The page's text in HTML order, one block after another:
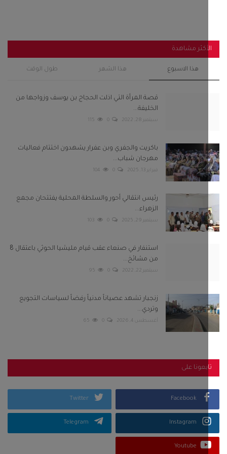
مشاهدة
هذا الاسبوع هذا الشهر طول الوقت
قصة المرأة التي اذلت الحجاج بن يوسف وزواجها من
الخليفة...
0
115
باكريت والجفري وبن عفرار يشهدون اختتام فعاليات
مهرجان شباب...
فبراير 13, 2025 0
104
رئيس انتقالي أحور والسلطة المحلية يفتتحان مجمع
الزهراء...
سبتمبر 29, 2025 0
103
استنفار في صنعاء عقب قيام مليشيا الحوثي باعتقال 8
من مشائخ...
0
95
زنجبار تشهد عصياناً مدنياً رفضاً لسياسات التجويع
وتردي...
أغسطس 4, 2026 0
65
على
Facebook
Twitter
Instagram
Telegram
Youtube